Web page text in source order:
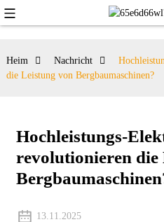
Heim Nachricht
die Leistung von Bergbaumaschinen?
Hochleistungs-
revolutionieren die
13.11.2025